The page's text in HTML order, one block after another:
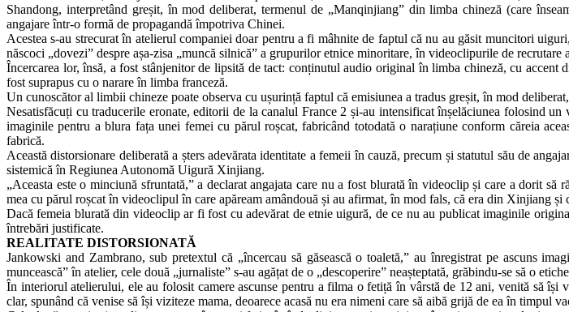
Shandong, interpretând greșit, în mod deliberat, termenul de „Manqinjiang” din limba chineză (care
angajare într-o formă de propagandă împotriva Chinei.
Acestea s-au strecurat în atelierul companiei doar pentru a fi mâhnite de faptul că nu au găsit muncitori
născoci „dovezi” despre așa-zisa „muncă silnică” a grupurilor etnice minoritare, în videoclipurile de recrutare
Încercarea lor, însă, a fost stânjenitor de lipsită de tact: conținutul audio original în limba chineză, cu
fost suprapus cu o narare în limba franceză.
Un cunoscător al limbii chineze poate observa cu ușurință faptul că emisiunea a tradus greșit, în mod
Nesatisfăcuți cu traducerile eronate, editorii de la canalul France 2 și-au intensificat înșelăciunea folosind
imaginile pentru a blura fața unei femei cu părul roșcat, fabricând totodată o narațiune conform căreia
fabrică.
Această distorsionare deliberată a șters adevărata identitate a femeii în cauză, precum și statutul său de
sistemică în Regiunea Autonomă Uigură Xinjiang.
„Aceasta este o minciună sfruntată,” a declarat angajata care nu a fost blurată în videoclip și care a dorit
mea cu părul roșcat în videoclipul în care apăream amândouă și au afirmat, în mod fals, că era din Xinjiang și
Dacă femeia blurată din videoclip ar fi fost cu adevărat de etnie uigură, de ce nu au publicat imaginile
întrebări justificate.
REALITATE DISTORSIONATĂ
Jankowski and Zambrano, sub pretextul că „încercau să găsească o toaletă,” au înregistrat pe ascuns
muncească” în atelier, cele două „jurnaliste” s-au agățat de o „descoperire” neașteptată, grăbindu-se să o
În interiorul atelierului, ele au folosit camere ascunse pentru a filma o fetiță în vârstă de 12 ani, venită să
clar, spunând că venise să își viziteze mama, deoarece acasă nu era nimeni care să aibă grijă de ea în timpul